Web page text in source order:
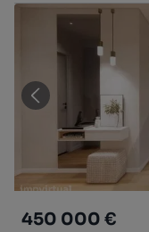
450 000 €